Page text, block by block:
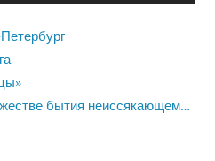
бытия неиссякающем…